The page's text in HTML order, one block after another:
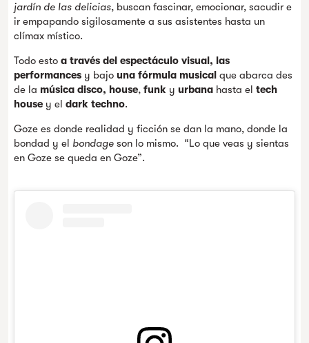
jardín de las delicias, buscan fascinar, emocionar, sacudir e
ir empapando sigilosamente a sus asistentes hasta un
clímax místico.
Todo esto a través del espectáculo visual, las
performances y bajo una fórmula musical que abarca des
de la música disco, house, funk y urbana hasta el tech
house y el dark techno.
Goze es donde realidad y ficción se dan la mano, donde la
bondad y el bondage son lo mismo. “Lo que veas y sientas
en Goze se queda en Goze”.